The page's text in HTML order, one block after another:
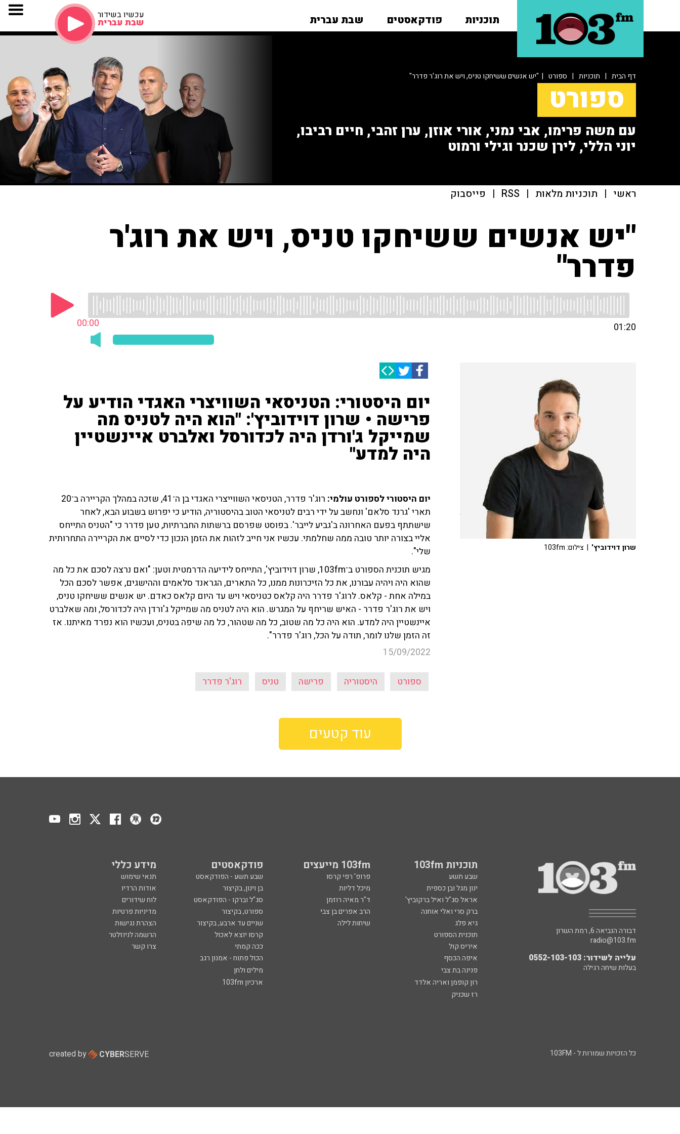
תוכניות פודקאסטים שבת עברית עכשיו בשידור
שבת עברית
דף הבית | תוכניות | ספורט | "יש אנשים ששיחקו טניס, ויש את רוג'ר פדרר"
ספורט
עם משה פרימו, אבי נמני, אורי אוזן, ערן זהבי, חיים רביבו,
יוני הללי, לירן שכנר וגילי ורמוט
ראשי | תוכניות מלאות |
RSS
| פייסבוק
"יש אנשים ששיחקו טניס, ויש את רוג'ר
פדרר"
00:00 01:20
יום היסטורי: הטניסאי השוויצרי האגדי הודיע על
פרישה • שרון דוידוביץ': "הוא היה לטניס מה
שמייקל ג'ורדן היה לכדורסל ואלברט איינשטיין
היה למדע"
יום היסטורי לספורט עולמי:
רוג'ר פדרר, הטניסאי השווייצרי האגדי בן ה־41, שזכה במהלך הקריירה ב־20
תארי 'גרנד סלאם' ונחשב על ידי רבים לטניסאי הטוב בהיסטוריה, הודיע כי יפרוש בשבוע הבא, לאחר
שישתתף בפעם האחרונה ב'גביע לייבר'. בפוסט שפרסם ברשתות החברתיות, טען פדרר כי "הטניס התייחס
אליי בצורה יותר טובה ממה שחלמתי. עכשיו אני חייב לזהות את הזמן הנכון כדי לסיים את הקריירה התחרותית
שלי".
מגיש תוכנית הספורט ב־103fm, שרון דוידוביץ', התייחס לידיעה הדרמטית וטען: "ואם נרצה לסכם את כל מה
שהוא היה ויהיה עבורנו, את כל הזיכרונות ממנו, כל התארים, הגראנד סלאמים וההישגים, אפשר לסכם הכל
במילה אחת - קלאס. לרוג'ר פדרר היה קלאס כטניסאי ויש עד היום קלאס כאדם. יש אנשים ששיחקו טניס,
ויש את רוג'ר פדרר - האיש שריחף על המגרש. הוא היה לטניס מה שמייקל ג'ורדן היה לכדורסל, ומה שאלברט
איינשטיין היה למדע. הוא היה כל מה שטוב, כל מה שטהור, כל מה שיפה בטניס, ועכשיו הוא נפרד מאיתנו. אז
זה הזמן שלנו לומר, תודה על הכל, רוג'ר פדרר".
15/09/2022
ספורט היסטוריה פרישה טניס רוג'ר פדרר
שרון דוידוביץ' | צילום: 103fm
עוד קטעים
תוכניות 103fm 103fm מייעצים פודקאסטים מידע כללי
שבע תשע פרופ' רפי קרסו שבע תשע - הפודקאסט
תנאי שימוש
ינון מגל ובן כספית
מיכל דליות בן וינון, בקיצור
אודות הרדיו
אראל סג"ל ואיל ברקוביץ'
ד"ר מאיה רוזמן סג"ל וברקו - הפודקאסט
לוח שידורים
ברק סרי ואלי אוחנה
הרב אפרים בן צבי ספורט, בקיצור
מדיניות פרטיות
גיא פלג
שיחות לילה שניים עד ארבע, בקיצור
הצהרת נגישות
תוכנית הספורט
קרסו יוצא לאכול
הרשמה לניוזלטר
איריס קול
ככה קמתי
צרו קשר
איפה הכסף
הכול פתוח - אמנון רגב
פנינה בת צבי
מילים ולחן
רון קופמן ואריה אלדד
ארכיון 103fm
רז שכניק
דבורה הנביאה 6, רמת השרון
radio@103.fm
עלייה לשידור: 0552-103-103
בעלות שיחה רגילה
כל הזכויות שמורות ל - 103FM created by CYBERSERVE